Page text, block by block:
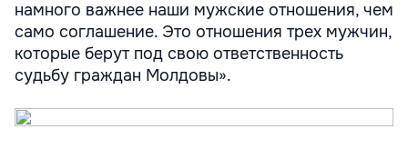
намного важнее наши мужские отношения, чем
само соглашение. Это отношения трех мужчин,
которые берут под свою ответственность
судьбу граждан Молдовы».